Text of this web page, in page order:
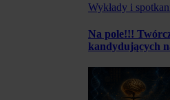
Wykłady i
Na pole!!!
kandydujących